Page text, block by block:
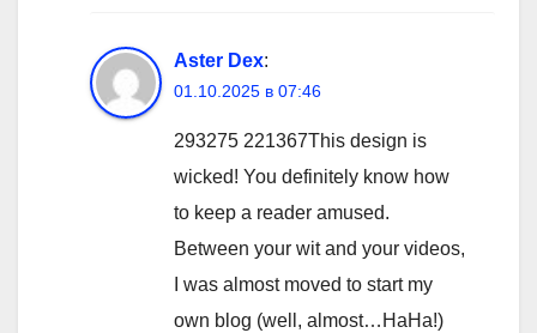
Aster Dex:
01.10.2025 в 07:46
293275 221367This design is
wicked! You definitely know how
to keep a reader amused.
Between your wit and your videos,
I was almost moved to start my
own blog (well, almost…HaHa!)